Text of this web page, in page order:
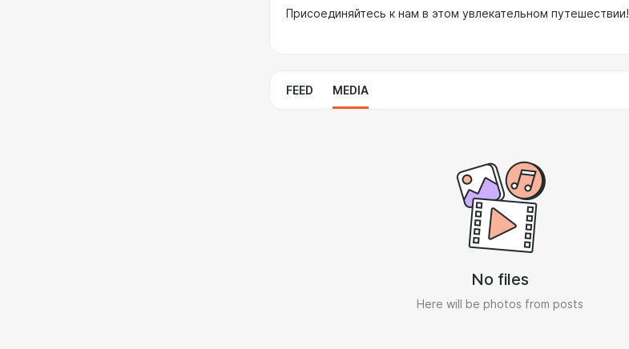
Присоединяйтесь к нам в этом увлекательном путешествии!
FEED MEDIA
No files
Here will be photos from posts